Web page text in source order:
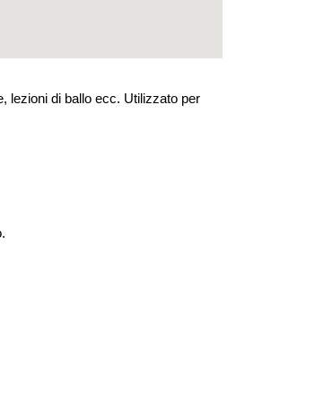
lezioni di ballo ecc. Utilizzato per